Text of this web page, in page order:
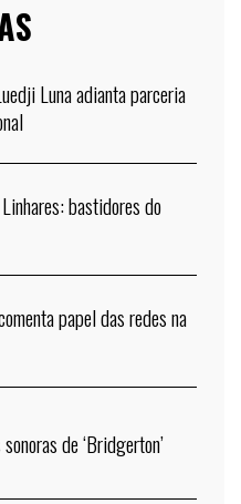
Luna adianta parceria
bastidores do
papel das redes na
de ‘Bridgerton’